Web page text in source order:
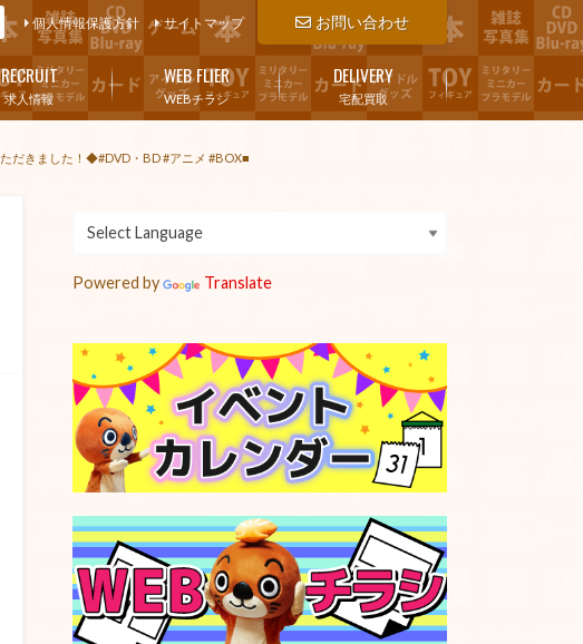
お問い合わせ
個人情報保護方針 サイトマップ
求人情報
RECRUIT
WEBチラシ
WEB FLIER
宅配買取
DELIVERY
だきました！◆#DVD・BD #アニメ #BOX■
Powered by Translate